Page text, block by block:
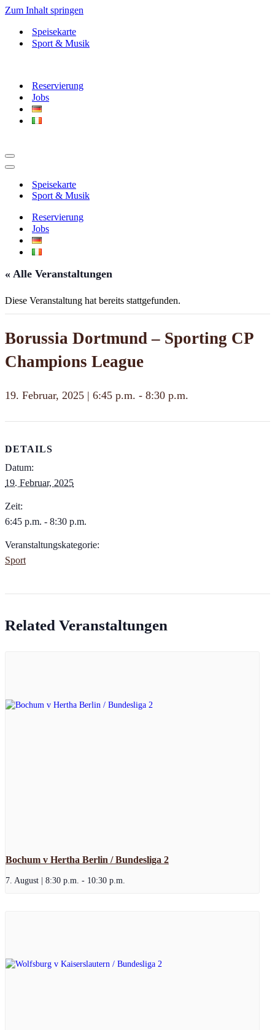
Zum Inhalt springen
Speisekarte
Sport & Musik
Reservierung
Jobs
Navigationsmenü
Navigationsmenü
Speisekarte
Sport & Musik
Reservierung
Jobs
« Alle Veranstaltungen
Diese Veranstaltung hat bereits stattgefunden.
Borussia Dortmund – Sporting CP
Champions League
19. Februar, 2025 | 6:45 p.m. - 8:30 p.m.
DETAILS
Datum:
19. Februar, 2025
Zeit:
6:45 p.m. - 8:30 p.m.
Veranstaltungskategorie:
Sport
Related Veranstaltungen
Bochum v Hertha Berlin / Bundesliga 2
7. August | 8:30 p.m. - 10:30 p.m.